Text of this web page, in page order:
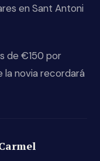
en Sant Antoni
de €150 por
la novia recordará